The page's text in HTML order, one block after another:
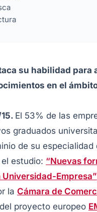
su habilidad para
en el
El 53% de las
graduados
de su especialidad
estudio: “Nuevas
Empresa”
la Cámara de
proyecto europeo